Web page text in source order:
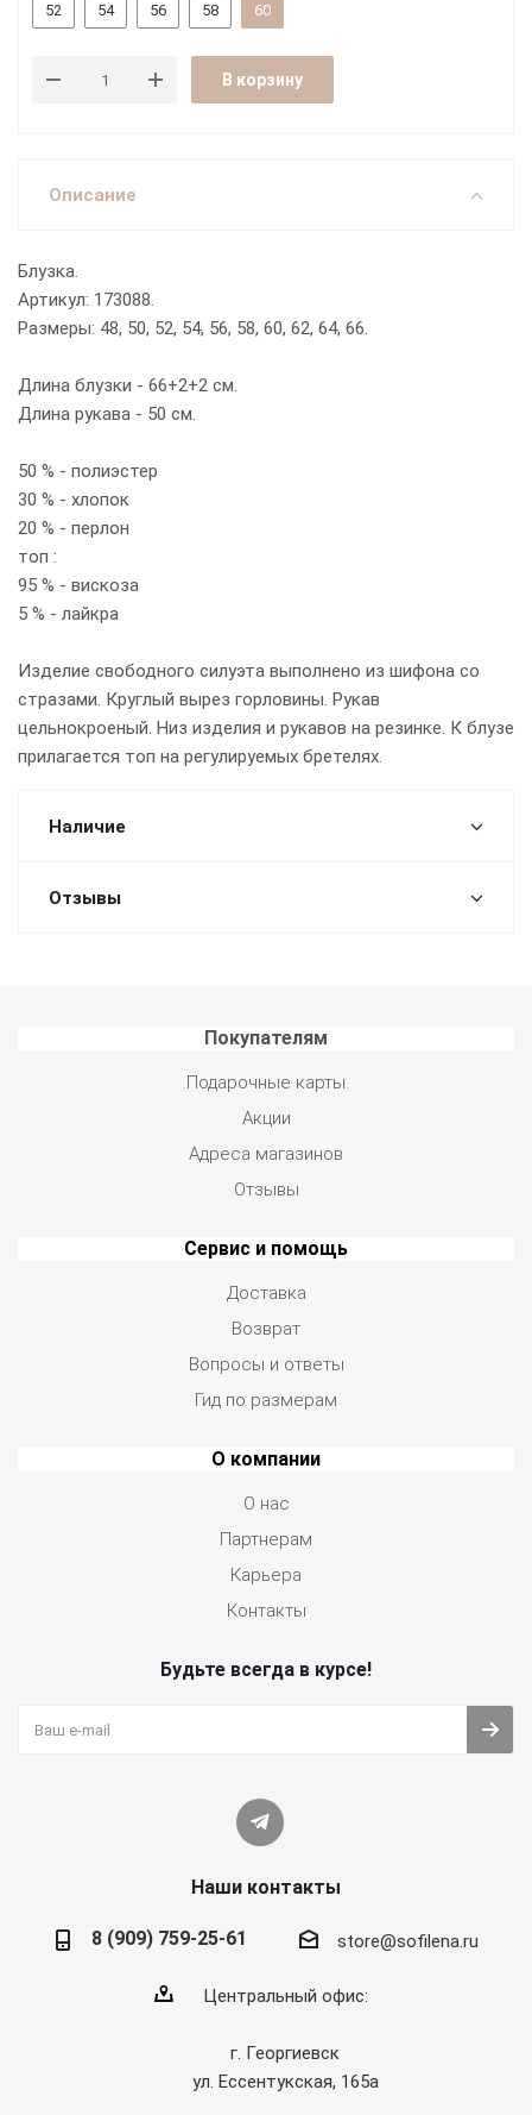
52 54 56 58 60
В корзину
Описание
Блузка.
Артикул: 173088.
Размеры: 48, 50, 52, 54, 56, 58, 60, 62, 64, 66.
Длина блузки - 66+2+2 см.
Длина рукава - 50 см.
50 % - полиэстер
30 % - хлопок
20 % - перлон
топ :
95 % - вискоза
5 % - лайкра
Изделие свободного силуэта выполнено из шифона со
стразами. Круглый вырез горловины. Рукав
цельнокроеный. Низ изделия и рукавов на резинке. К блузе
прилагается топ на регулируемых бретелях.
Наличие
Отзывы
Покупателям
Подарочные карты
Акции
Адреса магазинов
Отзывы
Сервис и помощь
Доставка
Возврат
Вопросы и ответы
Гид по размерам
О компании
О нас
Партнерам
Карьера
Контакты
Будьте всегда в курсе!
Наши контакты
8 (909) 759-25-61 store@sofilena.ru
Центральный офис:
г. Георгиевск
ул. Ессентукская, 165а